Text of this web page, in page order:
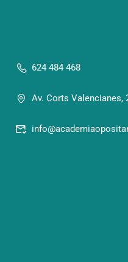
624 484 468
Av. Corts Valencianes,